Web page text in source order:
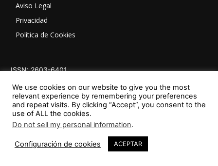
Aviso Legal
Privacidad
Política de Cookies
ISSN: 2603-6401
SÍGUENOS
We use cookies on our website to give you the most
relevant experience by remembering your preferences
and repeat visits. By clicking “Accept”, you consent to the
use of ALL the cookies.
Do not sell my personal information.
Configuración de cookies ACEPTAR